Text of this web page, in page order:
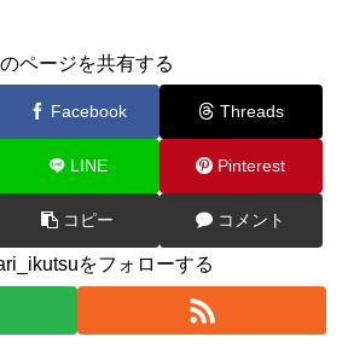
ページを共有する
Facebook Threads
LINE Pinterest
コピー コメント
をフォローする